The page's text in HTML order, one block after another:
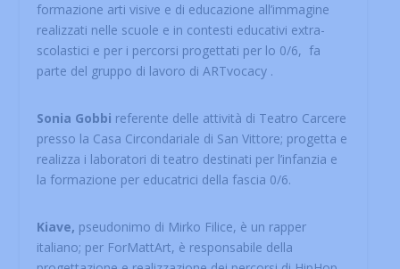
formazione arti visive e di educazione all’immagine
realizzati nelle scuole e in contesti educativi extra-
scolastici e per i percorsi progettati per lo 0/6, fa
parte del gruppo di lavoro di ARTvocacy .
Sonia Gobbi referente delle attività di Teatro Carcere
presso la Casa Circondariale di San Vittore; progetta e
realizza i laboratori di teatro destinati per l’infanzia e
la formazione per educatrici della fascia 0/6.
Kiave, pseudonimo di Mirko Filice, è un rapper
italiano; per ForMattArt, è responsabile della